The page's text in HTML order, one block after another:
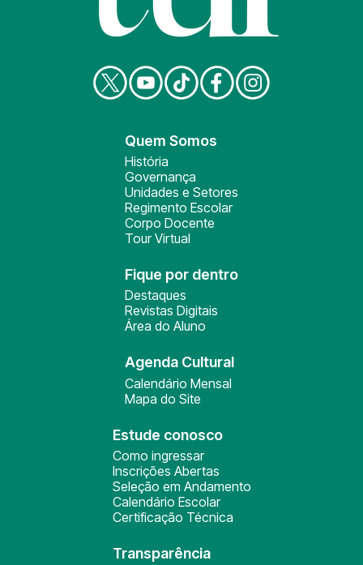
Quem Somos
História
Governança
Unidades e Setores
Regimento Escolar
Corpo Docente
Tour Virtual
Fique por dentro
Destaques
Revistas Digitais
Área do Aluno
Agenda Cultural
Calendário Mensal
Mapa do Site
Estude conosco
Como ingressar
Inscrições Abertas
Seleção em Andamento
Calendário Escolar
Certificação Técnica
Transparência